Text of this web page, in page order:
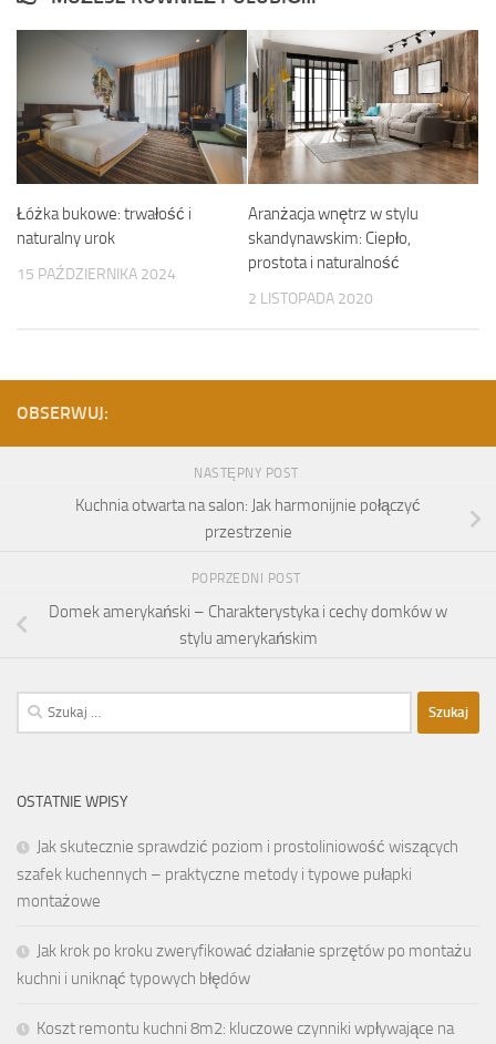
Łóżka bukowe: trwałość i
naturalny urok
15 PAŹDZIERNIKA 2024
Aranżacja wnętrz w stylu
skandynawskim: Ciepło,
prostota i naturalność
2 LISTOPADA 2020
OBSERWUJ:
NASTĘPNY POST
Kuchnia otwarta na salon: Jak harmonijnie połączyć
przestrzenie
POPRZEDNI POST
Domek amerykański – Charakterystyka i cechy domków w
stylu amerykańskim
Szukaj:
OSTATNIE WPISY
Jak skutecznie sprawdzić poziom i prostoliniowość wiszących
szafek kuchennych – praktyczne metody i typowe pułapki
montażowe
Jak krok po kroku zweryfikować działanie sprzętów po montażu
kuchni i uniknąć typowych błędów
Koszt remontu kuchni 8m2: kluczowe czynniki wpływające na